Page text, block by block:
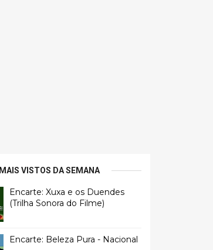
MAIS VISTOS DA SEMANA
Encarte: Xuxa e os Duendes
(Trilha Sonora do Filme)
Encarte: Beleza Pura - Nacional